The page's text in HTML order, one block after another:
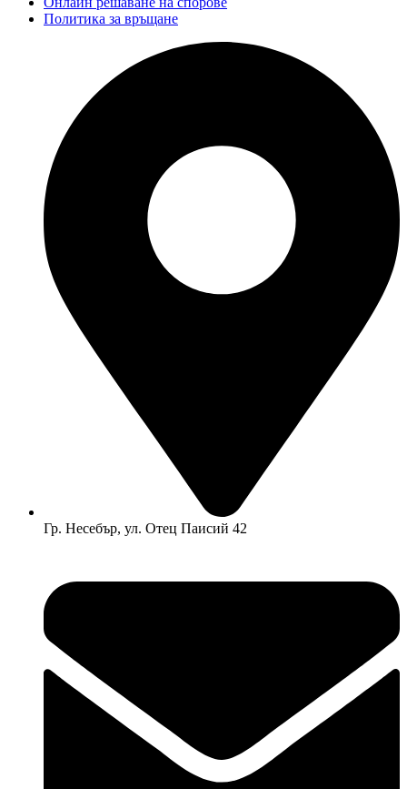
Политика за връщане
Гр. Несебър, ул. Отец Паисий 42